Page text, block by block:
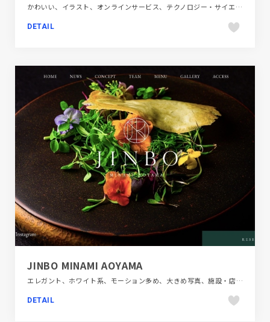
かわいい、イラスト、オンラインサービス、テクノロジー・サイエンス、フラットデザイン、ブランド・サービスサイト、ベージュ・ゴールド系、ポップ、モーション多め、海外サイト
DETAIL
JINBO MINAMI AOYAMA
エレガント、ホワイト系、モーション多め、大きめ写真、施設・店舗サイト、飲食店・グルメ・ウェディング
DETAIL